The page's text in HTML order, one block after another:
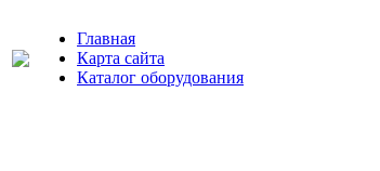
Главная
Карта сайта
Каталог оборудования